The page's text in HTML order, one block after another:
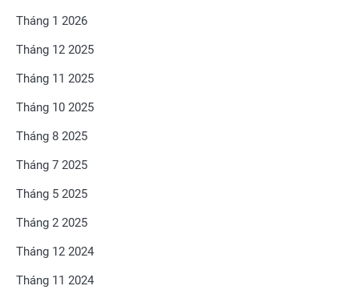
Tháng 1 2026
Tháng 12 2025
Tháng 11 2025
Tháng 10 2025
Tháng 8 2025
Tháng 7 2025
Tháng 5 2025
Tháng 2 2025
Tháng 12 2024
Tháng 11 2024